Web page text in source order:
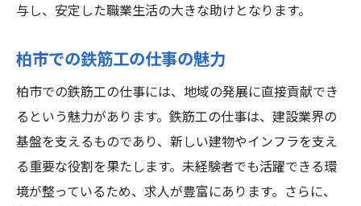
与し、安定した職業生活の大きな助けとなります。
柏市での鉄筋工の仕事の魅力
柏市での鉄筋工の仕事には、地域の発展に直接貢献でき
るという魅力があります。鉄筋工の仕事は、建設業界の
基盤を支えるものであり、新しい建物やインフラを支え
る重要な役割を果たします。未経験者でも活躍できる環
境が整っているため、求人が豊富にあります。さらに、